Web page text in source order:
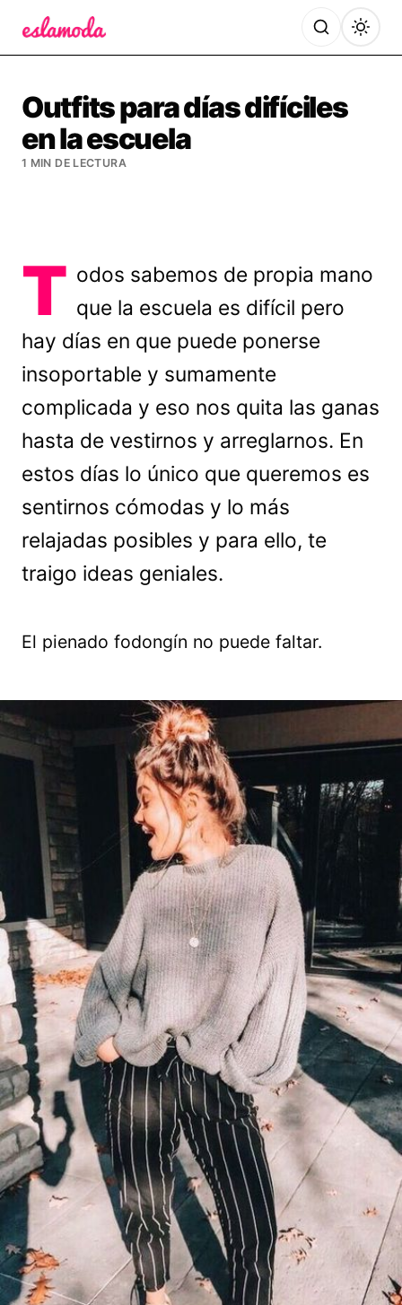
Outfits para días difíciles
en la escuela
1 MIN DE LECTURA
T odos sabemos de propia mano
que la escuela es difícil pero
hay días en que puede ponerse
insoportable y sumamente
complicada y eso nos quita las ganas
hasta de vestirnos y arreglarnos. En
estos días lo único que queremos es
sentirnos cómodas y lo más
relajadas posibles y para ello, te
traigo ideas geniales.
El pienado fodongín no puede faltar.